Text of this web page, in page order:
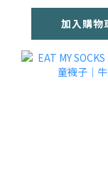
加入購物